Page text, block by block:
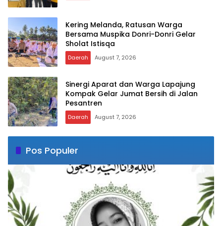
Kering Melanda, Ratusan Warga
Bersama Muspika Donri-Donri Gelar
Sholat Istisqa
Daerah August 7, 2026
Sinergi Aparat dan Warga Lapajung
Kompak Gelar Jumat Bersih di Jalan
Pesantren
Daerah August 7, 2026
Pos Populer